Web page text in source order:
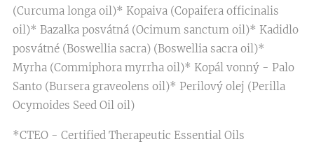
(Curcuma longa oil)* Kopaiva (Copaifera officinalis
oil)* Bazalka posvátná (Ocimum sanctum oil)* Kadidlo
posvátné (Boswellia sacra) (Boswellia sacra oil)*
Myrha (Commiphora myrrha oil)* Kopál vonný - Palo
Santo (Bursera graveolens oil)* Perilový olej (Perilla
Ocymoides Seed Oil oil)
*CTEO - Certified Therapeutic Essential Oils